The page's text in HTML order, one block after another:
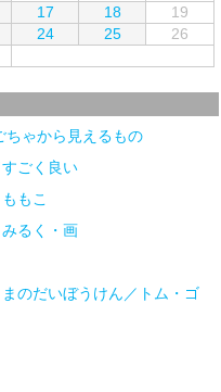
17 18
19
24 25
26
ちゃから見えるもの
ごく良い
もこ
るく・画
のだいぼうけん／トム・ゴ